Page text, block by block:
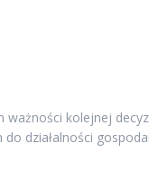
ważności kolejnej
działalności